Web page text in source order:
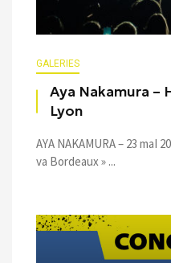
GALERIES
Aya Nakamura –
Lyon
AYA NAKAMURA – 23 maI
va Bordeaux » ...